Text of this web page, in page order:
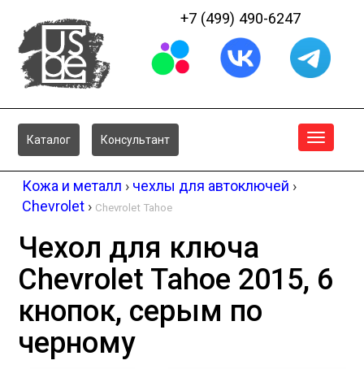
+7 (499) 490-6247
Меню
Каталог Консультант
Кожа и металл › чехлы для автоключей ›
Chevrolet › Chevrolet Tahoe
Чехол для ключа
Chevrolet Tahoe 2015, 6
кнопок, серым по
черному